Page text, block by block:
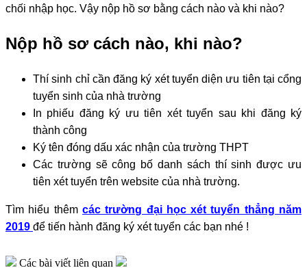
chối nhập học. Vậy nộp hồ sơ bằng cách nào và khi nào?
Nộp hồ sơ cách nào, khi nào?
Thí sinh chỉ cần đăng ký xét tuyển diện ưu tiên tại cổng
tuyển sinh của nhà trường
In phiếu đăng ký ưu tiên xét tuyển sau khi đăng ký
thành công
Ký tên đóng dấu xác nhận của trường THPT
Các trường sẽ công bố danh sách thí sinh được ưu
tiên xét tuyển trên website của nhà trường.
Tìm hiểu thêm các trường đại học xét tuyển thẳng năm
2019 để tiến hành đăng ký xét tuyển các bạn nhé !
Các bài viết liên quan